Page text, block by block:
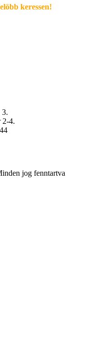
keressen!
3.
2-4.
jog fenntartva